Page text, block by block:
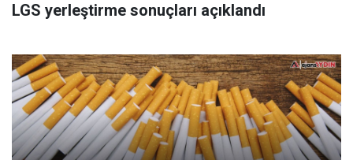
LGS yerleştirme sonuçları açıklandı